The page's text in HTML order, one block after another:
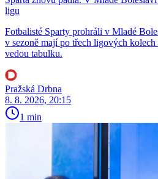
ligu
Fotbalisté Sparty prohráli v Mladé
v sezoně mají po třech ligových kolech
vedou tabulku.
Pražská Drbna
8. 8. 2026, 20:15
1 min